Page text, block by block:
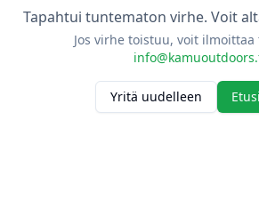
Tapahtui tuntematon virhe. Voit
Jos virhe toistuu, voit
Yritä uudelleen